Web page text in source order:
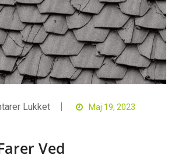
LukketTil
Ved
Maj 19, 2023
Ved